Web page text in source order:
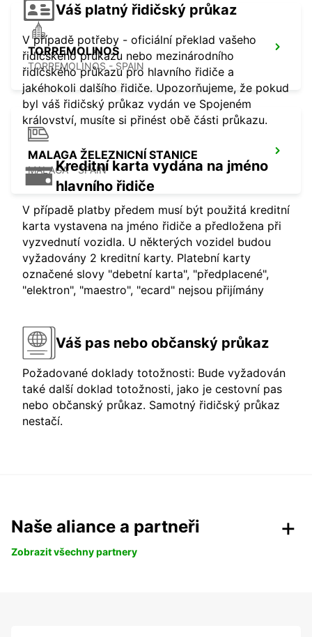
TORREMOLINOS
TORREMOLINOS - SPAIN
MALAGA ŽELEZNICNÍ STANICE
MALAGA - SPAIN
Váš platný řidičský průkaz
V případě potřeby - oficiální překlad vašeho
řidičského průkazu nebo mezinárodního
řidičského průkazu pro hlavního řidiče a
jakéhokoli dalšího řidiče. Upozorňujeme, že pokud
byl váš řidičský průkaz vydán ve Spojeném
království, musíte si přinést obě části průkazu.
Kreditní karta vydána na jméno
hlavního řidiče
V případě platby předem musí být použitá kreditní
karta vystavena na jméno řidiče a předložena při
vyzvednutí vozidla. U některých vozidel budou
vyžadovány 2 kreditní karty. Platební karty
označené slovy "debetní karta", "předplacené",
"elektron", "maestro", "ecard" nejsou přijímány
Váš pas nebo občanský průkaz
Požadované doklady totožnosti: Bude vyžadován
také další doklad totožnosti, jako je cestovní pas
nebo občanský průkaz. Samotný řidičský průkaz
nestačí.
Naše aliance a partneři
Zobrazit všechny partnery